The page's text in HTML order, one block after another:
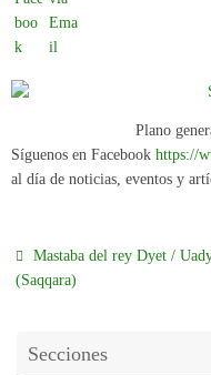
Plano
Síguenos en Facebook https://
al día de noticias, eventos y
Mastaba del rey Dyet /
(Saqqara)
Secciones